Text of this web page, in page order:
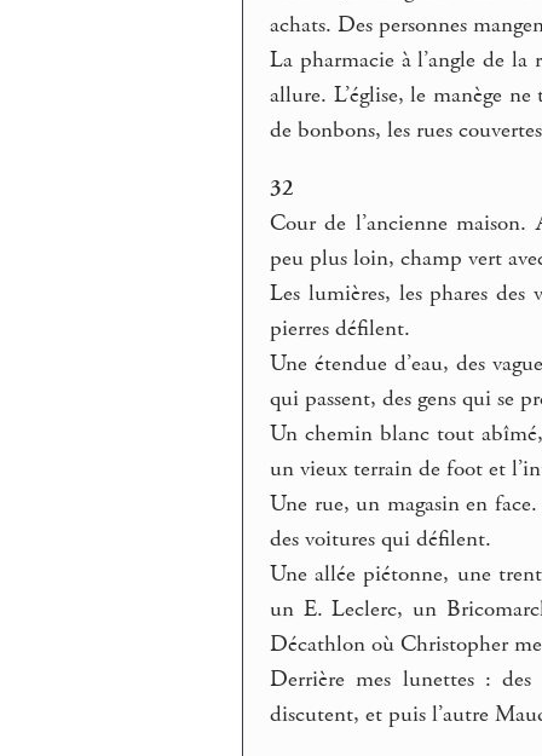
achats. Des personnes
La pharmacie à l’angle de
allure. L’église, le manège
de bonbons, les rues
32
Cour de l’ancienne
peu plus loin, champ vert
Les lumières, les phares
pierres défilent.
Une étendue d’eau, des
qui passent, des gens qui se
Un chemin blanc tout
un vieux terrain de foot et
Une rue, un magasin en
des voitures qui défilent.
Une allée piétonne, une
un E. Leclerc, un
Décathlon où Christopher
Derrière mes lunettes :
discutent, et puis l’autre